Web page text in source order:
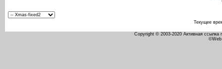
Текущее
Copyright © 2003-2020 Активная ссылка